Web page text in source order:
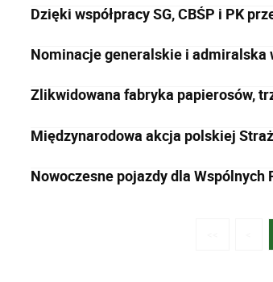
Dzięki współpracy SG, CBŚP i PK
Nominacje generalskie i admiralska
Zlikwidowana fabryka papierosów,
Międzynarodowa akcja polskiej
Nowoczesne pojazdy dla